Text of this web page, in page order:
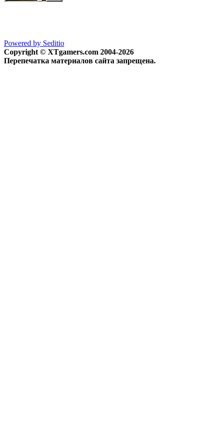
Powered by Seditio
Copyright © XTgamers.com 2004-2026
Перепечатка материалов сайта запрещена.